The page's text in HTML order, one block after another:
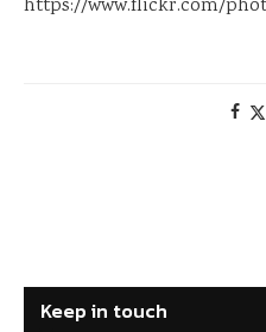
https://www.flickr.com/
Keep in touch